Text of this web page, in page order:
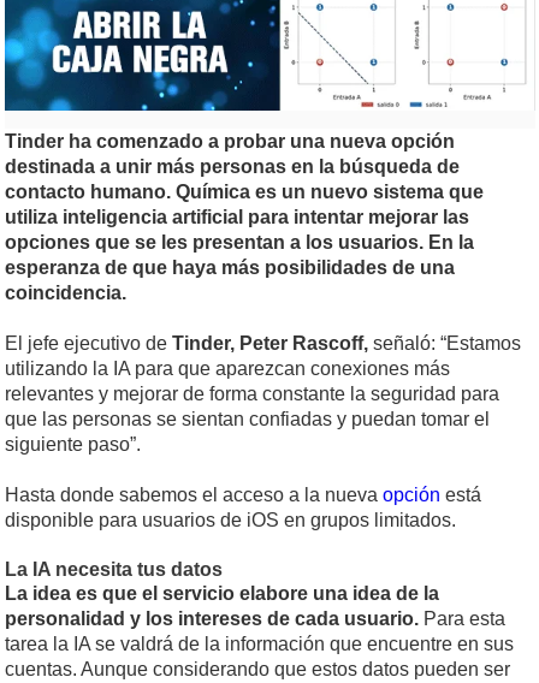
Tinder ha comenzado a probar una nueva opción
destinada a unir más personas en la búsqueda de
contacto humano. Química es un nuevo sistema que
utiliza inteligencia artificial para intentar mejorar las
opciones que se les presentan a los usuarios. En la
esperanza de que haya más posibilidades de una
coincidencia.
El jefe ejecutivo de Tinder, Peter Rascoff, señaló: “Estamos
utilizando la IA para que aparezcan conexiones más
relevantes y mejorar de forma constante la seguridad para
que las personas se sientan confiadas y puedan tomar el
siguiente paso”.
Hasta donde sabemos el acceso a la nueva opción está
disponible para usuarios de iOS en grupos limitados.
La IA necesita tus datos
La idea es que el servicio elabore una idea de la
personalidad y los intereses de cada usuario. Para esta
tarea la IA se valdrá de la información que encuentre en sus
cuentas. Aunque considerando que estos datos pueden ser